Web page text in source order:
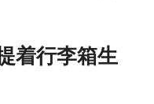
着行李箱生